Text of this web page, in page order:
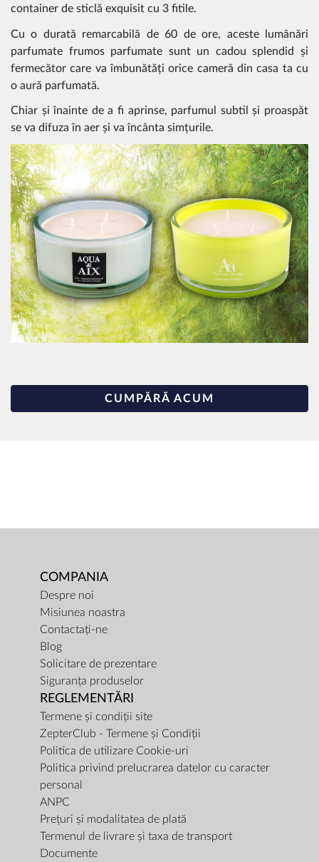
container de sticlă exquisit cu 3 fitile.
Cu o durată remarcabilă de 60 de ore, aceste lumânări
parfumate frumos parfumate sunt un cadou splendid și
fermecător care va îmbunătăți orice cameră din casa ta cu
o aură parfumată.
Chiar și înainte de a fi aprinse, parfumul subtil și proaspăt
se va difuza în aer și va încânta simțurile.
CUMPĂRĂ ACUM
COMPANIA
Despre noi
Misiunea noastra
Contactați-ne
Blog
Solicitare de prezentare
Siguranța produselor
REGLEMENTĂRI
Termene și condiții site
ZepterClub - Termene și Condiții
Politica de utilizare Cookie-uri
Politica privind prelucrarea datelor cu caracter
personal
ANPC
Prețuri și modalitatea de plată
Termenul de livrare și taxa de transport
Documente